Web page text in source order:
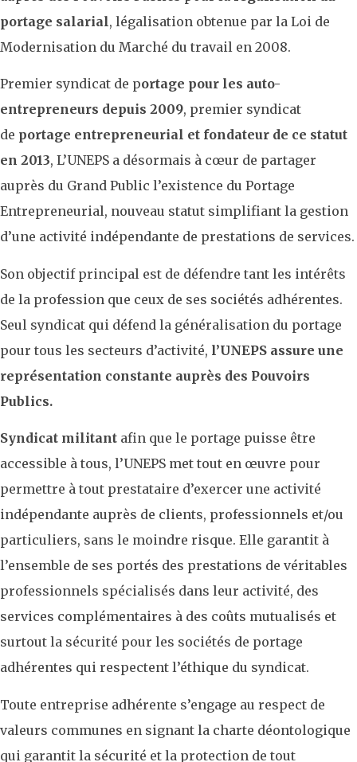
portage salarial, légalisation obtenue par la Loi de
Modernisation du Marché du travail en 2008.
Premier syndicat de portage pour les auto-
entrepreneurs depuis 2009, premier syndicat
de portage entrepreneurial et fondateur de ce statut
en 2013, L’UNEPS a désormais à cœur de partager
auprès du Grand Public l’existence du Portage
Entrepreneurial, nouveau statut simplifiant la gestion
d’une activité indépendante de prestations de services.
Son objectif principal est de défendre tant les intérêts
de la profession que ceux de ses sociétés adhérentes.
Seul syndicat qui défend la généralisation du portage
pour tous les secteurs d’activité, l’UNEPS assure une
représentation constante auprès des Pouvoirs
Publics.
Syndicat militant afin que le portage puisse être
accessible à tous, l’UNEPS met tout en œuvre pour
permettre à tout prestataire d’exercer une activité
indépendante auprès de clients, professionnels et/ou
particuliers, sans le moindre risque. Elle garantit à
l’ensemble de ses portés des prestations de véritables
professionnels spécialisés dans leur activité, des
services complémentaires à des coûts mutualisés et
surtout la sécurité pour les sociétés de portage
adhérentes qui respectent l’éthique du syndicat.
Toute entreprise adhérente s’engage au respect de
valeurs communes en signant la charte déontologique
qui garantit la sécurité et la protection de tout